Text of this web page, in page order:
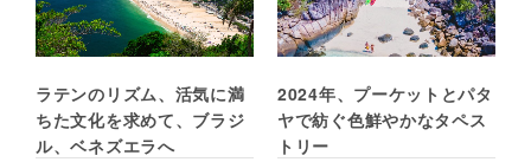
ラテンのリズム、活気に満
ちた文化を求めて、ブラジ
ル、ベネズエラへ
2024年、プーケットとパタ
ヤで紡ぐ色鮮やかなタペス
トリー